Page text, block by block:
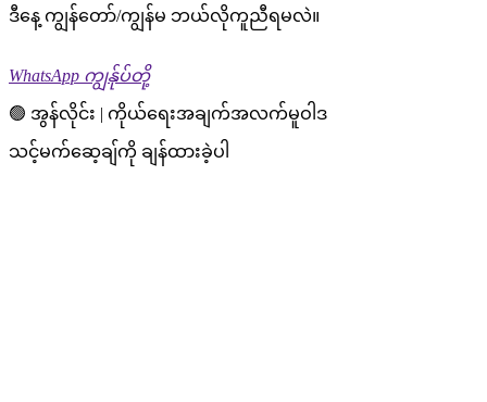
ဒီနေ့ ကျွန်တော်/ကျွန်မ ဘယ်လိုကူညီရမလဲ။
WhatsApp ကျွန်ုပ်တို့
🟢 အွန်လိုင်း | ကိုယ်ရေးအချက်အလက်မူဝါဒ
သင့်မက်ဆေ့ချ်ကို ချန်ထားခဲ့ပါ